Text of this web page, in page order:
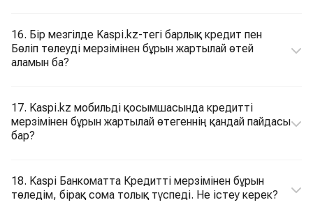
16. Бір мезгілде Kaspi.kz-тегі барлық кредит пен
Бөліп төлеуді мерзімінен бұрын жартылай өтей
аламын ба?
17. Kaspi.kz мобильді қосымшасында кредитті
мерзімінен бұрын жартылай өтегеннің қандай пайдасы
бар?
18. Kaspi Банкоматта Кредитті мерзімінен бұрын
төледім, бірақ сома толық түспеді. Не істеу керек?